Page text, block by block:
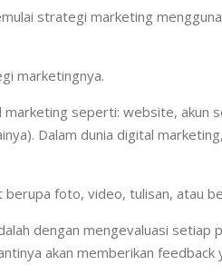
strategi marketing
marketingnya.
seperti: website,
Dalam dunia digital
foto, video, tulisan, atau
dengan mengevaluasi
akan memberikan feedback